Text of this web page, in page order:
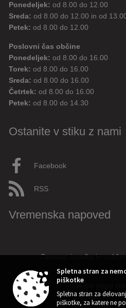
Ponedeljek: od 8.00 do 12.00
Sreda: od 8.00 do 12.00 in od
Petek: od 8.00 do 12.00
Poslovni čas občine
Ponedeljek: od 8.00 do 16.00
Torek: od 8.00 do 16.00
Sreda: od 8.00 do 16.00
Četrtek: od 8.00 do 16.00
Petek: od 8.00 do 14.30
Ostanite v stiku z nami
Facebook
RSS
Vremenska napoved
Center za varstvo
Spletna stran za
piškotke
Spletna stran za
piškotke, za katere ne